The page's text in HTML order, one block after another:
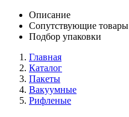
Описание
Сопутствующие товары
Подбор упаковки
Главная
Каталог
Пакеты
Вакуумные
Рифленые